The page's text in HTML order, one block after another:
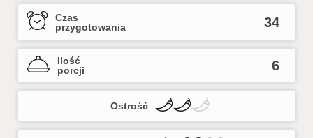
Czas
przygotowania
34
Ilość
porcji
6
Ostrość